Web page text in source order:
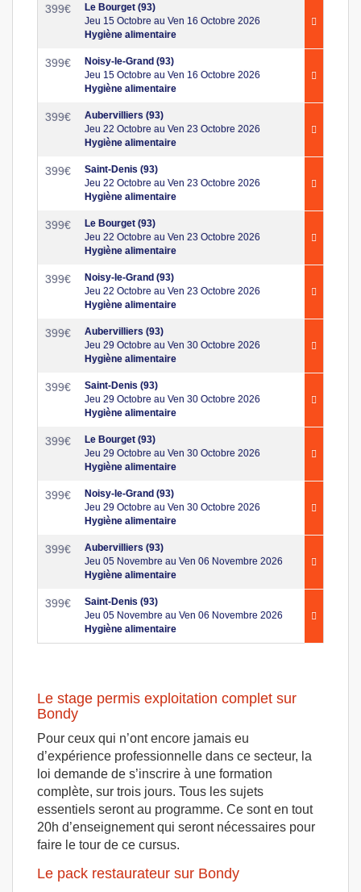
399€
Le Bourget (93)
Jeu 15 Octobre au Ven 16 Octobre 2026
Hygiène alimentaire
399€
Noisy-le-Grand (93)
Jeu 15 Octobre au Ven 16 Octobre 2026
Hygiène alimentaire
399€
Aubervilliers (93)
Jeu 22 Octobre au Ven 23 Octobre 2026
Hygiène alimentaire
399€
Saint-Denis (93)
Jeu 22 Octobre au Ven 23 Octobre 2026
Hygiène alimentaire
399€
Le Bourget (93)
Jeu 22 Octobre au Ven 23 Octobre 2026
Hygiène alimentaire
399€
Noisy-le-Grand (93)
Jeu 22 Octobre au Ven 23 Octobre 2026
Hygiène alimentaire
399€
Aubervilliers (93)
Jeu 29 Octobre au Ven 30 Octobre 2026
Hygiène alimentaire
399€
Saint-Denis (93)
Jeu 29 Octobre au Ven 30 Octobre 2026
Hygiène alimentaire
399€
Le Bourget (93)
Jeu 29 Octobre au Ven 30 Octobre 2026
Hygiène alimentaire
399€
Noisy-le-Grand (93)
Jeu 29 Octobre au Ven 30 Octobre 2026
Hygiène alimentaire
399€
Aubervilliers (93)
Jeu 05 Novembre au Ven 06 Novembre 2026
Hygiène alimentaire
399€
Saint-Denis (93)
Jeu 05 Novembre au Ven 06 Novembre 2026
Hygiène alimentaire
Le stage permis exploitation complet sur
Bondy
Pour ceux qui n’ont encore jamais eu
d’expérience professionnelle dans ce secteur, la
loi demande de s’inscrire à une formation
complète, sur trois jours. Tous les sujets
essentiels seront au programme. Ce sont en tout
20h d’enseignement qui seront nécessaires pour
faire le tour de ce cursus.
Le pack restaurateur sur Bondy